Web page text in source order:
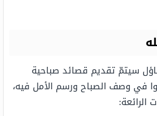
سيتمّ تقديم قصائد صباحية
في وصف الصباح ورسم الأمل فيه،
الرائعة: